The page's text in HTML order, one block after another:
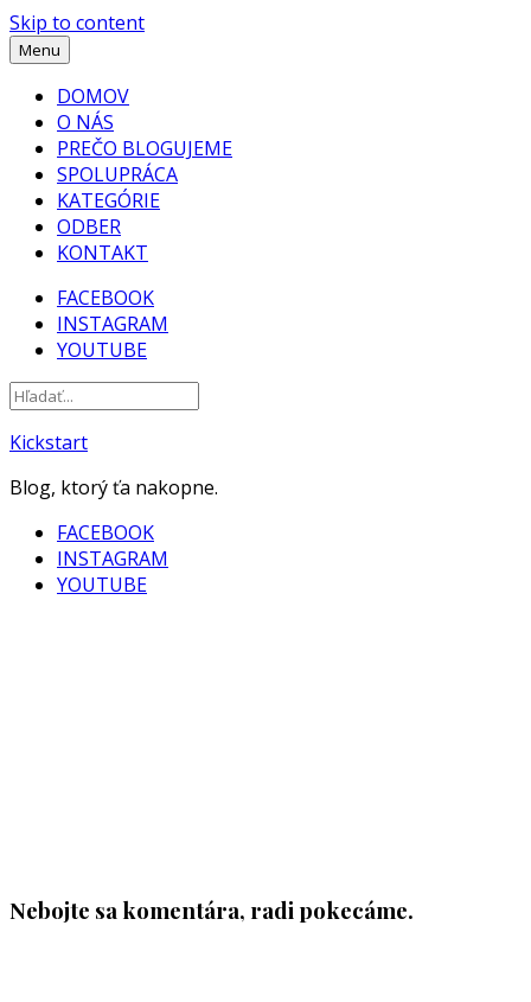
Skip to content
Menu
DOMOV
O NÁS
PREČO BLOGUJEME
SPOLUPRÁCA
KATEGÓRIE
ODBER
KONTAKT
FACEBOOK
INSTAGRAM
YOUTUBE
Kickstart
Blog, ktorý ťa nakopne.
FACEBOOK
INSTAGRAM
YOUTUBE
Nebojte sa komentára, radi pokecáme.